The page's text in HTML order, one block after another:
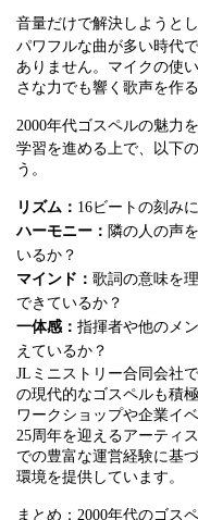
音量だけで解決しようと
パワフルな曲が多い時代
ありません。マイクの使
さな力でも響く歌声を作
2000年代ゴスペルの魅力
学習を進める上で、以下
う。
リズム： 16ビートの刻み
ハーモニー： 隣の人の声
いるか？
マインド： 歌詞の意味を
できているか？
一体感： 指揮者や他のメ
えているか？
JLミニストリー合同会社
の現代的なゴスペルも積
ワークショップや企業イ
25周年を迎えるアーティ
での豊富な運営経験に基
環境を提供しています。
まとめ：2000年代のゴス